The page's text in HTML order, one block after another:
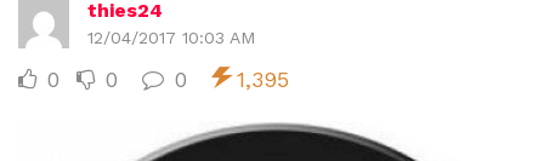
thies24
12/04/2017 10:03 AM
0 0 0 1,395